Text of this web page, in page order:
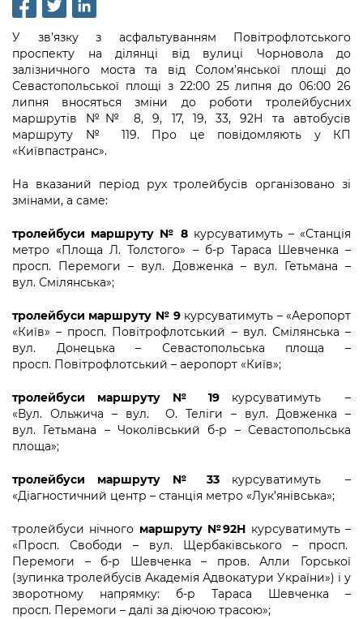
Рішення та розпорядження
Проєкти розпоряджень, що
перебувають на погодженні КМВА
Рішення Київради
Контактна інформація
Вакансії
Статистика
Звернення громадян
Промисловість і наука Києва
Підприємства, установи, організації
Kyiv International Relations
Річні звіти
Гендерна політика
Безбар'єрність
Київська міська військова адміністрація
Освіта та навчальні заклади
Дороги, транспорт та парковки
Навколишнє середовище міста
Містобудування та земельні ділянки
Культура, спорт, дозвілля
Бізнес та ліцензування
Безпека та правопорядок
Ритуальні послуги
Іноземцям / For foreigners
Пам'ятки культурної спадщини
Безбар'єрність
Портал послуг
Міський застосунок Київ Цифровий
Важливе під час воєнного стану
Громадська експертиза
Громадський бюджет
Консультації з громадськістю
Громадська рада
Петиції
Відкритий бюджет
Допомога учасникам АТО
Рада з питань внутрішньо переміщених
адміністрації
«Ініціатива «Партнерство «Відкритий
Уряд» – місцевий рівень»
Важливе під час воєнного стану
Інформація з обмеженим доступом
Подати запит онлайн
Проекти нормативно-правових та
інших актів
Нормативна база
Питання і відповіді про публічну
інформацію
Порядок оскарження рішень, дій чи
бездіяльності розпорядників інформації
Звіти про опрацювання запитів на
публічну інформацію
Інформація для споживачів
Портал даних Києва
Публічні дашборди
Медіагалерея
Підписатися на новини та анонси від
КМДА / Subscribe to announcements
from the KCSA
Порядок акредитації медіа /
Accreditation process
Подати журналістський запит /
Submitting a media request
Зйомки в лікарнях в умовах воєнного
стану / Rules for media coverage of
hospitals at work under martial law
media
Портал Послуг
У зв’язку з асфальтуванням Повітрофлотського
проспекту на ділянці від вулиці Чорновола до
залізничного моста та від Солом’янської площі до
Севастопольської площі з 22:00 25 липня до 06:00 26
липня вносяться зміни до роботи тролейбусних
маршрутів №№ 8, 9, 17, 19, 33, 92Н та автобусів
маршруту № 119. Про це повідомляють у КП
«Київпастранс».
На вказаний період рух тролейбусів організовано зі
змінами, а саме:
тролейбуси маршруту № 8 курсуватимуть – «Станція
метро «Площа Л. Толстого» – б-р Тараса Шевченка –
просп. Перемоги – вул. Довженка – вул. Гетьмана –
вул. Смілянська»;
тролейбуси маршруту № 9курсуватимуть – «Аеропорт
«Київ» – просп. Повітрофлотський – вул. Смілянська –
вул. Донецька – Севастопольська площа –
просп. Повітрофлотський – аеропорт «Київ»;
тролейбуси маршруту № 19курсуватимуть –
«Вул. Ольжича – вул. О. Теліги – вул. Довженка –
вул. Гетьмана – Чоколівський б-р – Севастопольська
площа»;
тролейбуси маршруту № 33 курсуватимуть –
«Діагностичний центр – станція метро «Лук’янівська»;
тролейбуси нічного маршруту №92Н курсуватимуть –
«Просп. Свободи – вул. Щербаківського – просп.
Перемоги – б-р Шевченка – пров. Алли Горської
(зупинка тролейбусів Академія Адвокатури України») і у
зворотному напрямку: б-р Тараса Шевченка –
просп. Перемоги – далі за діючою трасою»;